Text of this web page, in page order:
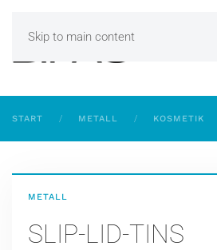
Skip to main content
START METALL KOSMETIK
METALL
SLIP-LID-TINS